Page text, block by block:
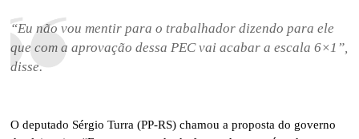
“Eu não vou mentir para o trabalhador dizendo para ele
que com a aprovação dessa PEC vai acabar a escala 6×1”,
disse.
O deputado Sérgio Turra (PP-RS) chamou a proposta do governo